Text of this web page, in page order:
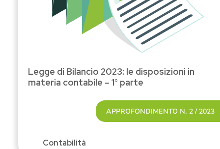
Legge di Bilancio 2023: le disposizioni in
materia contabile – 1° parte
APPROFONDIMENTO N. 2 / 2023
Contabilità